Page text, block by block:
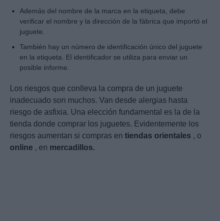
Además del nombre de la marca en la etiqueta, debe
verificar el nombre y la dirección de la fábrica que importó el
juguete.
También hay un número de identificación único del juguete
en la etiqueta. El identificador se utiliza para enviar un
posible informe.
Los riesgos que conlleva la compra de un juguete
inadecuado son muchos. Van desde alergias hasta
riesgo de asfixia. Una elección fundamental es la de la
tienda donde comprar los juguetes. Evidentemente los
riesgos aumentan si compras en tiendas orientales , o
online , en mercadillos.